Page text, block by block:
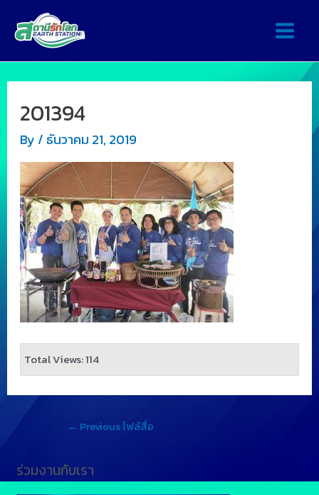
201394
By / ธันวาคม 21, 2019
Total Views: 114
← Previous ไฟล์สื่อ
ร่วมงานกับเรา